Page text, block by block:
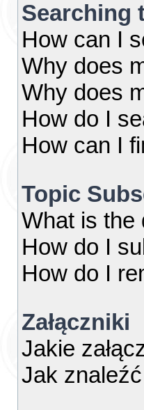
Searching
How can I
Why does
Why does
How do I
How can I
Topic
What is the
How do I
How do I
Załączniki
Jakie
Jak